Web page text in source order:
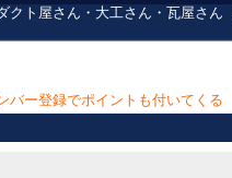
クト屋さん・大工さん・瓦屋さん
バー登録でポイントも付いてくる